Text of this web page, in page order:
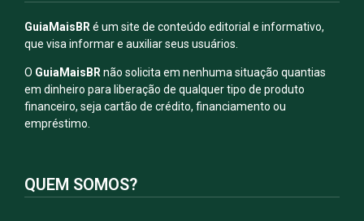
GuiaMaisBR é um site de conteúdo editorial e informativo,
que visa informar e auxiliar seus usuários.
O GuiaMaisBR não solicita em nenhuma situação quantias
em dinheiro para liberação de qualquer tipo de produto
financeiro, seja cartão de crédito, financiamento ou
empréstimo.
QUEM SOMOS?